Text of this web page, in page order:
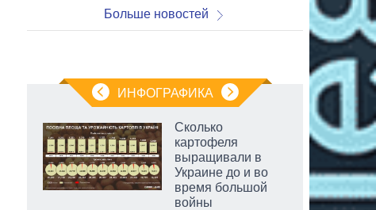
Больше новостей
ИНФОГРАФИКА
Сколько
картофеля
выращивали в
Украине до и во
время большой
войны